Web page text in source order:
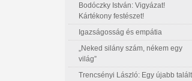
Bodóczky István: Vigyázat!
Kártékony festészet!
Igazságosság és empátia
„Neked silány szám, nékem egy
világ”
Trencsényi László: Egy újabb talált